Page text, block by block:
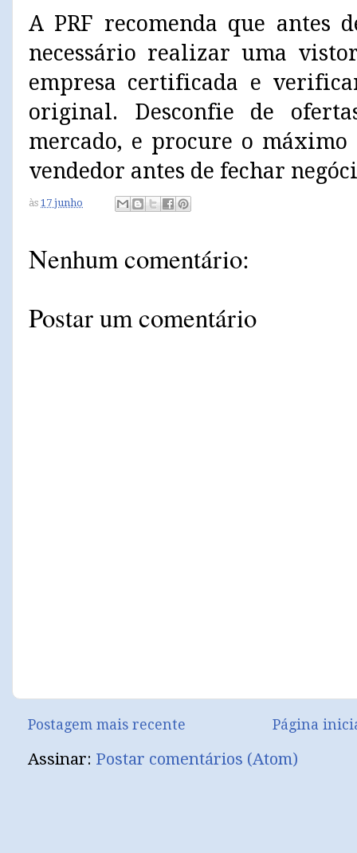
A PRF recomenda que antes
necessário realizar uma
empresa certificada e
original. Desconfie de
mercado, e procure o máximo
vendedor antes de fechar
às 17 junho
Nenhum comentário:
Postar um comentário
Postagem mais recente Página
Assinar: Postar comentários (Atom)